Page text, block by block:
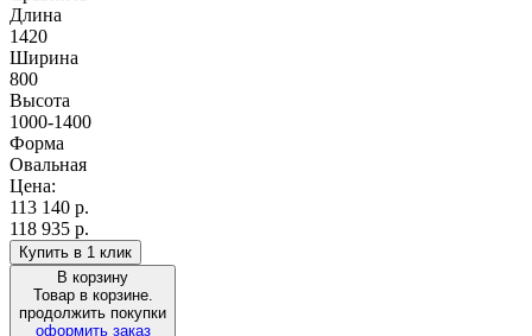
Длина
1420
Ширина
800
Высота
1000-1400
Форма
Овальная
Цена:
113 140 р.
118 935 р.
Купить в 1 клик
В корзину
Товар в корзине.
продолжить покупки
оформить заказ